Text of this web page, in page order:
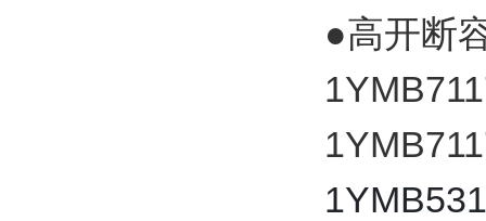
●高开断